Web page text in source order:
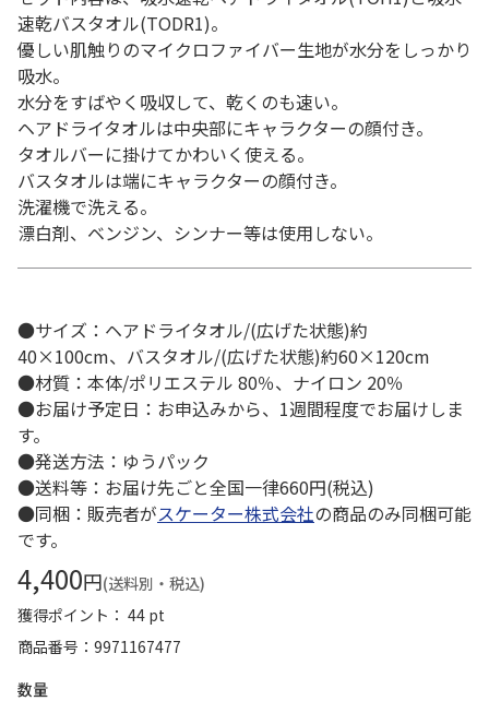
速乾バスタオル(TODR1)。
優しい肌触りのマイクロファイバー生地が水分をしっかり
吸水。
水分をすばやく吸収して、乾くのも速い。
ヘアドライタオルは中央部にキャラクターの顔付き。
タオルバーに掛けてかわいく使える。
バスタオルは端にキャラクターの顔付き。
洗濯機で洗える。
漂白剤、ベンジン、シンナー等は使用しない。
●サイズ：ヘアドライタオル/(広げた状態)約
40×100cm、バスタオル/(広げた状態)約60×120cm
●材質：本体/ポリエステル 80％、ナイロン 20％
●お届け予定日：お申込みから、1週間程度でお届けしま
す。
●発送方法：ゆうパック
●送料等：お届け先ごと全国一律660円(税込)
●同梱：販売者がスケーター株式会社の商品のみ同梱可能
です。
4,400円(送料別・税込)
獲得ポイント： 44 pt
商品番号
9971167477
数量